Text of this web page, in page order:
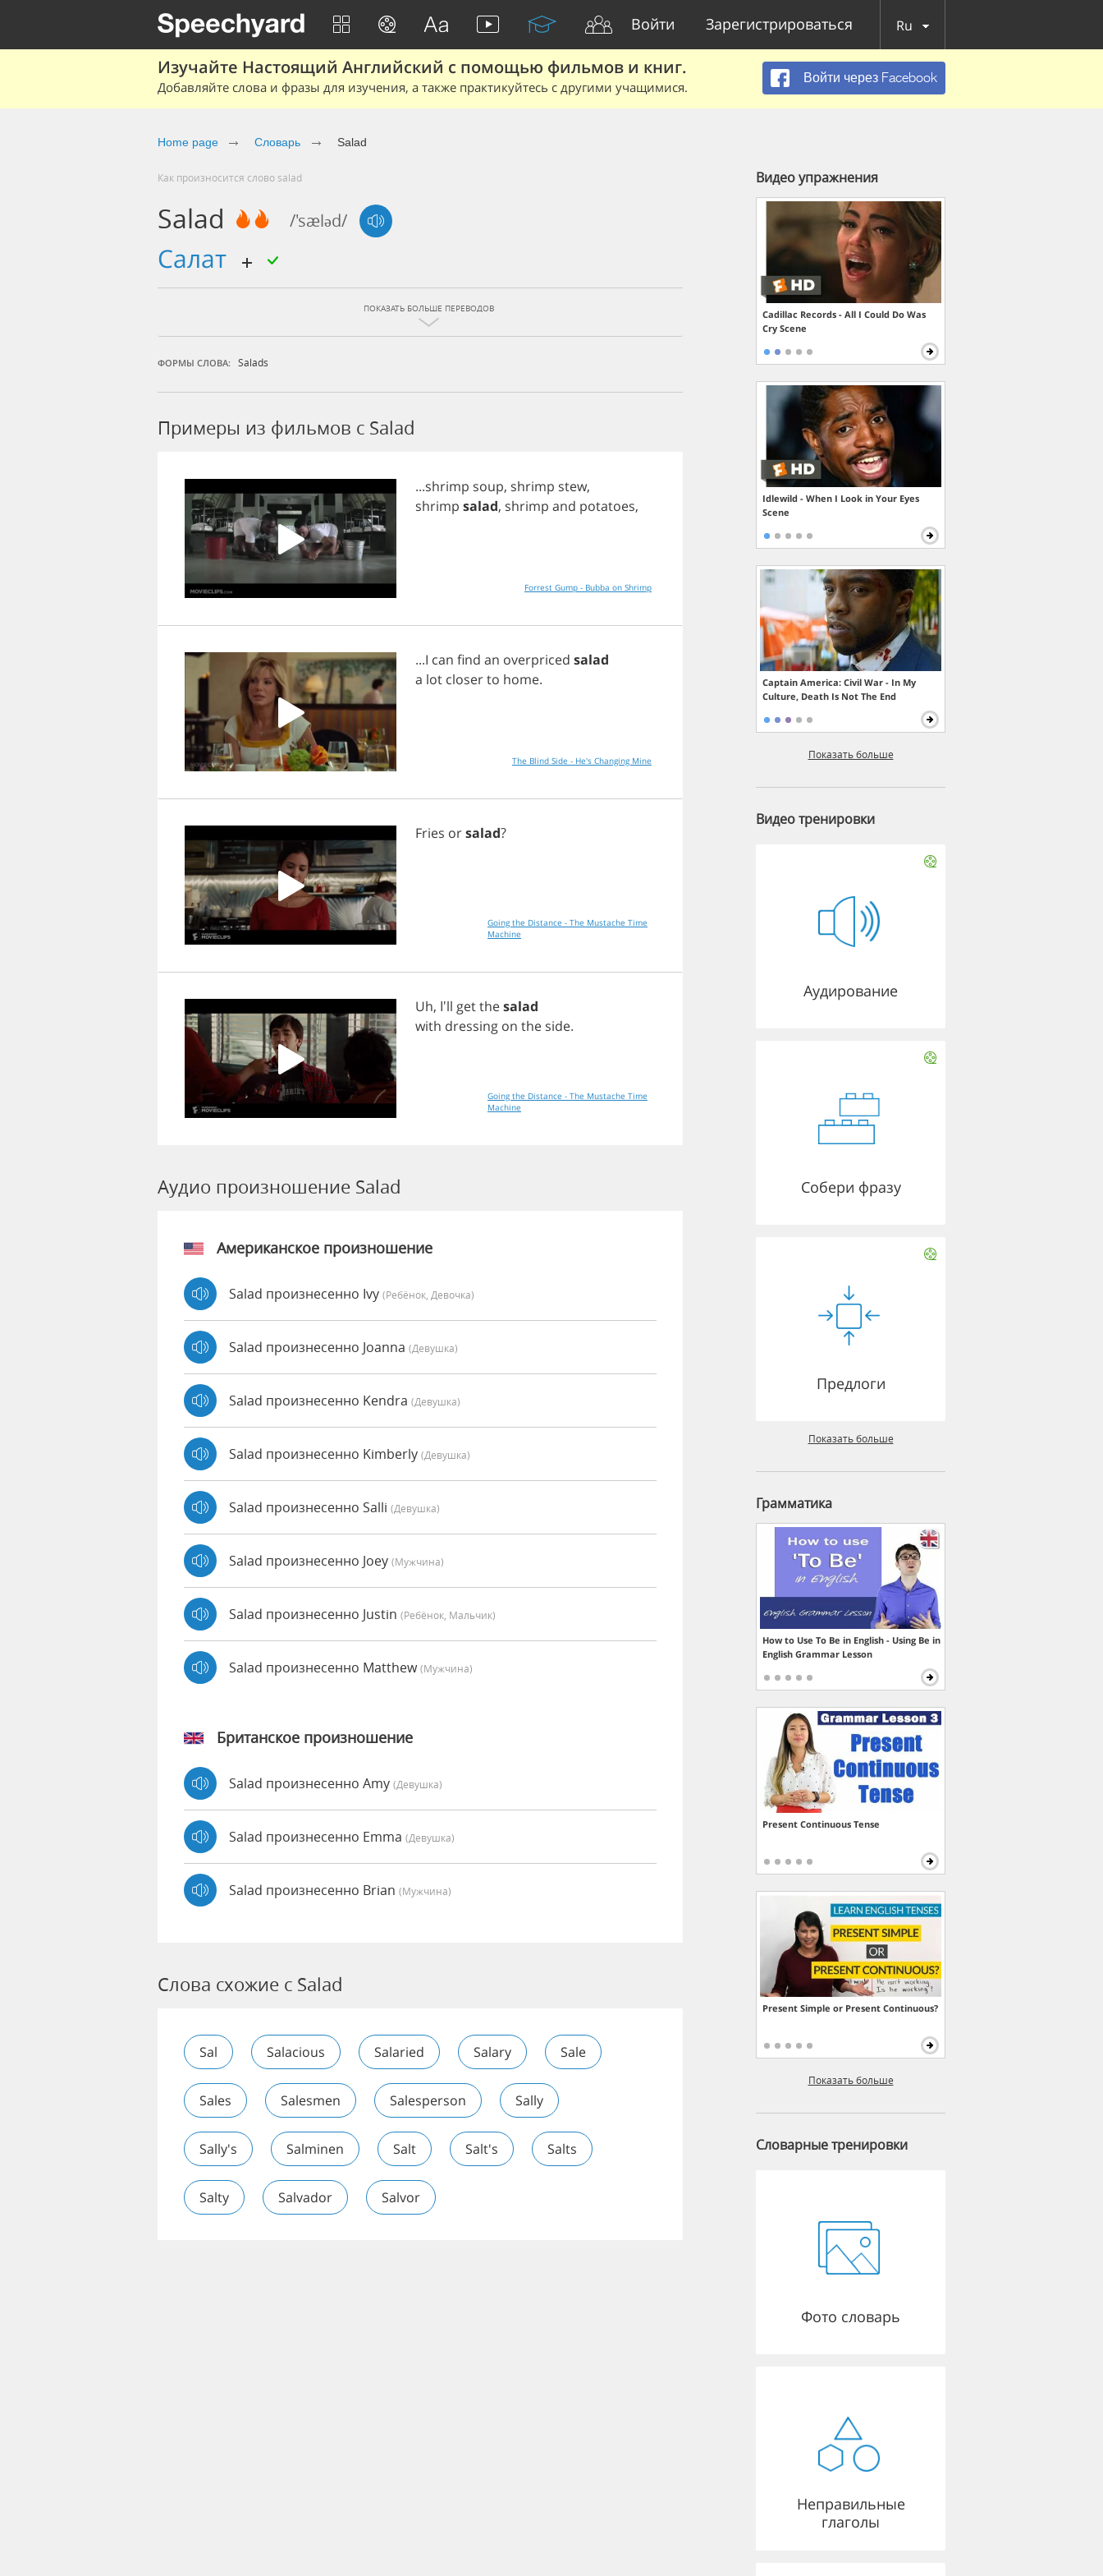
Войти Зарегистрироваться Ru
Изучайте Настоящий Английский с помощью фильмов и книг.
Добавляйте слова и фразы для изучения, а также практикуйтесь с другими учащимися.
Войти через Facebook
Home page Словарь Salad
Как произносится слово salad
Salad /'sæləd/
салат
ПОКАЗАТЬ БОЛЬШЕ ПЕРЕВОДОВ
ФОРМЫ СЛОВА: Salads
Примеры из фильмов c Salad
...shrimp soup, shrimp stew,
shrimp salad, shrimp and potatoes,
Forrest Gump - Bubba on Shrimp
...I can find an overpriced salad
a lot closerto home.
The Blind Side - He's Changing Mine
Fries orsalad?
Going the Distance - The Mustache Time
Machine
Uh, I'll getthesalad
with dressing on the side.
Going the Distance - The Mustache Time
Machine
Аудио произношение Salad
Американское произношение
Salad произнесенно Ivy (Ребёнок, Девочка)
Salad произнесенно Joanna (девушка)
Salad произнесенно Kendra (девушка)
Salad произнесенно Kimberly (девушка)
Salad произнесенно Salli (девушка)
Salad произнесенно Joey (мужчина)
Salad произнесенно Justin (Ребёнок, Мальчик)
Salad произнесенно Matthew(мужчина)
Британское произношение
Salad произнесенно Amy (девушка)
Salad произнесенно Emma (девушка)
Salad произнесенно Brian (мужчина)
Слова схожие с Salad
Sal Salacious Salaried Salary Sale
Sales Salesmen Salesperson Sally
Sally's Salminen Salt Salt's Salts
Salty Salvador Salvor
Видео упражнения
Cadillac Records - All I Could Do Was
Cry Scene
Idlewild - When I Look in Your Eyes
Scene
Captain America: Civil War - In My
Culture, Death Is Not The End
Показать больше
Видео тренировки
Аудирование
Собери фразу
Предлоги
Показать больше
Грамматика
How to Use To Be in English - Using Be in
English Grammar Lesson
Present Continuous Tense
Present Simple or Present Continuous?
Показать больше
Словарные тренировки
Фото словарь
Неправильные
глаголы